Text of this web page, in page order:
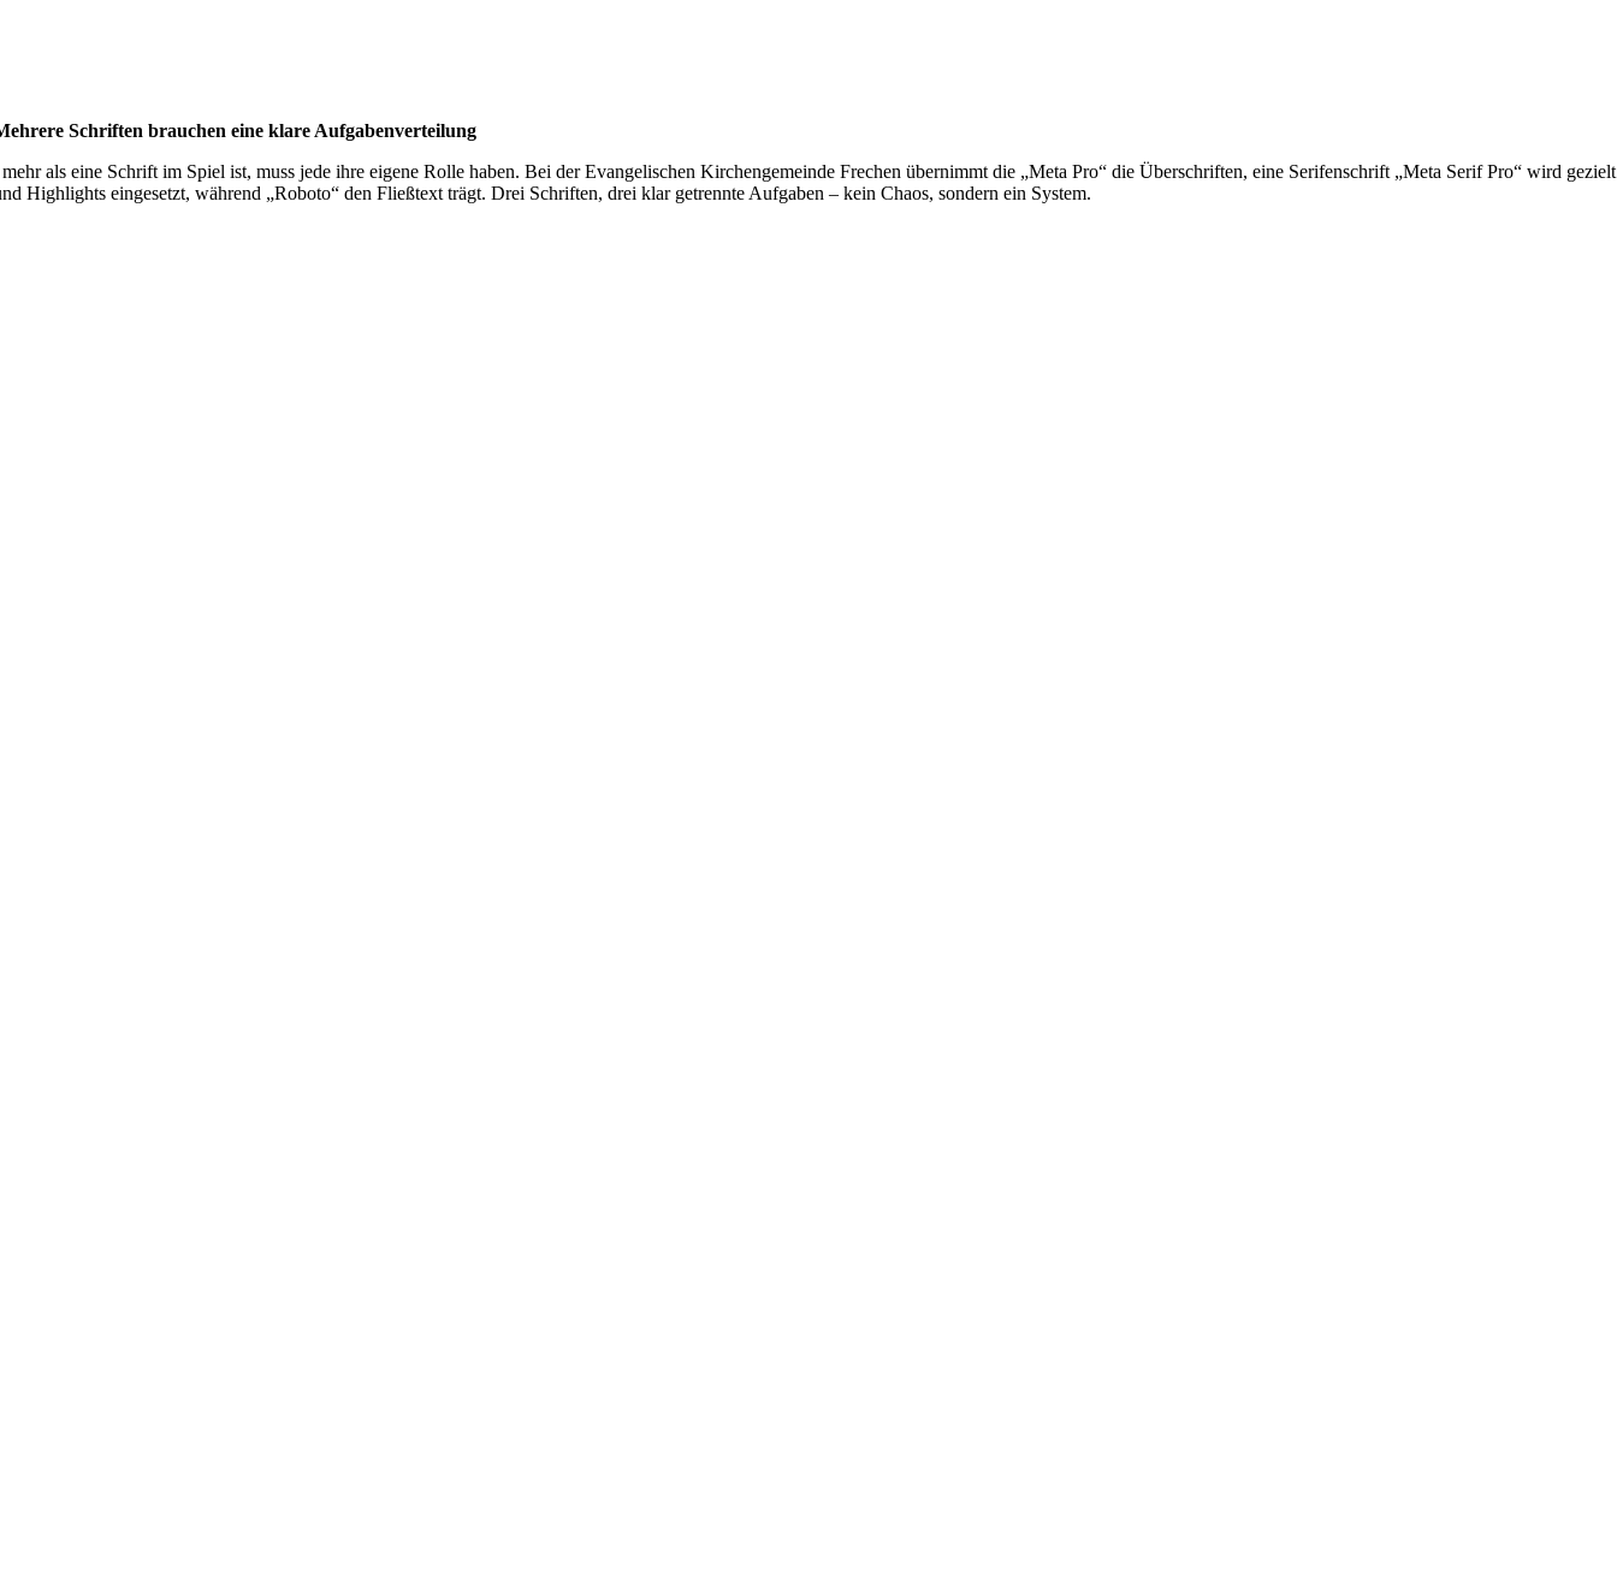
Schriften brauchen eine klare Aufgabenverteilung
als eine Schrift im Spiel ist, muss jede ihre eigene Rolle haben. Bei der Evangelischen Kirchengemeinde Frechen übernimmt die „Meta Pro“ die Überschriften, eine Serifenschrift „Meta Serif Pro“ wird
Highlights eingesetzt, während „Roboto“ den Fließtext trägt. Drei Schriften, drei klar getrennte Aufgaben – kein Chaos, sondern ein System.